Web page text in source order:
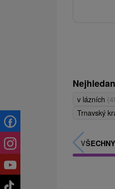
v lázních
Trnavský
VŠECHNY